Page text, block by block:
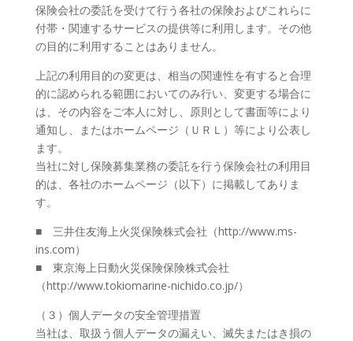
保険会社の委託を受けて行う各社の保険およびこれらに
付帯・関連するサービスの提供等に利用します。その他
の目的に利用することはありません。
上記の利用目的の変更は、相当の関連性を有すると合理
的に認められる範囲においてのみ行い、変更する場合に
は、その内容をご本人に対し、原則として書面等により
通知し、またはホームページ（ＵＲＬ）等により公表し
ます。
当社に対し保険募集業務の委託を行う保険会社の利用目
的は、各社のホームページ（以下）に掲載してありま
す。
■ 三井住友海上火災保険株式会社（http://www.ms-
ins.com）
■ 東京海上日動火災保険保険株式会社
（http://www.tokiomarine-nichido.co.jp/）
（３）個人データの安全管理措置
当社は、取扱う個人データの漏えい、滅失またはき損の